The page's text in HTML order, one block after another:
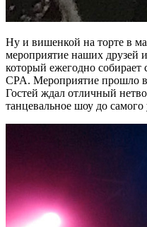
Ну и вишенкой на торте в
мероприятие наших друзей
который ежегодно собирает
CPA. Мероприятие прошло
Гостей ждал отличный
танцевальное шоу до самого